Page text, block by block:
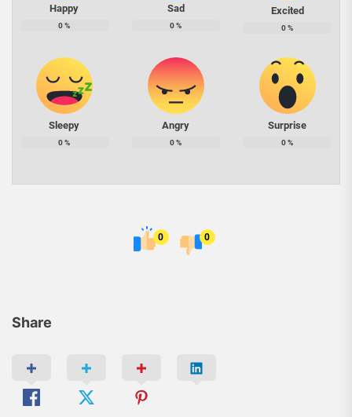
Share
Happy
0%
Sad
0%
Excited
0%
Sleepy
0%
Angry
0%
Surprise
0%
0 0